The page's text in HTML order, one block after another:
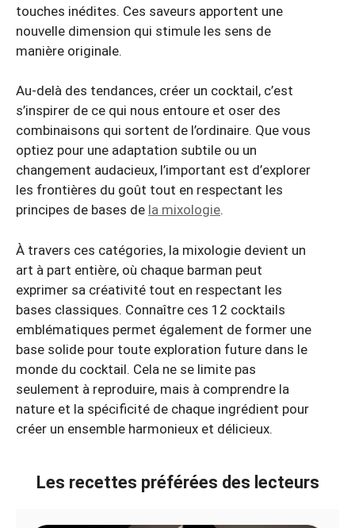
touches inédites. Ces saveurs apportent une
nouvelle dimension qui stimule les sens de
manière originale.
Au-delà des tendances, créer un cocktail, c’est
s’inspirer de ce qui nous entoure et oser des
combinaisons qui sortent de l’ordinaire. Que vous
optiez pour une adaptation subtile ou un
changement audacieux, l’important est d’explorer
les frontières du goût tout en respectant les
principes de bases de la mixologie.
À travers ces catégories, la mixologie devient un
art à part entière, où chaque barman peut
exprimer sa créativité tout en respectant les
bases classiques. Connaître ces 12 cocktails
emblématiques permet également de former une
base solide pour toute exploration future dans le
monde du cocktail. Cela ne se limite pas
seulement à reproduire, mais à comprendre la
nature et la spécificité de chaque ingrédient pour
créer un ensemble harmonieux et délicieux.
Les recettes préférées des lecteurs